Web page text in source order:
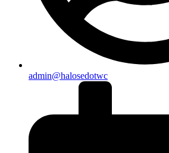
admin@halosedotwc